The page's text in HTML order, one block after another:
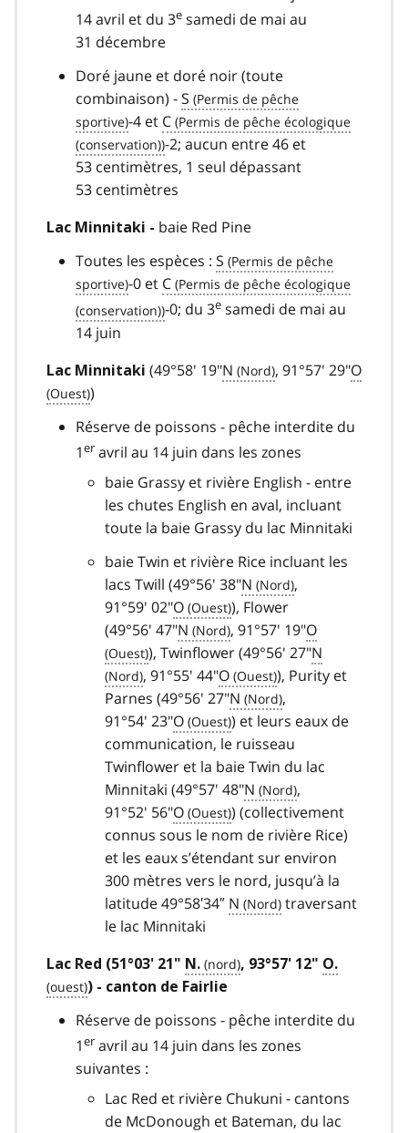
14 avril et du 3e samedi de mai au
31 décembre
Doré jaune et doré noir (toute
combinaison) -S
-4 et C
-2; aucun entre 46 et
53 centimètres, 1 seul dépassant
53 centimètres
Lac Minnitaki - baie Red Pine
Toutes les espèces : S
-0 et C
-0; du 3e samedi de mai au
14 juin
Lac Minnitaki (49°58' 19"N , 91°57' 29"O
)
Réserve de poissons - pêche interdite du
1er avril au 14 juin dans les zones
baie Grassy et rivière English - entre
les chutes English en aval, incluant
toute la baie Grassy du lac Minnitaki
baie Twin et rivière Rice incluant les
lacs Twill (49°56' 38"N
,
91°59' 02"O
), Flower
(49°56' 47"N , 91°57' 19"O
), Twinflower (49°56' 27"N
, 91°55' 44"O
), Purity et
Parnes (49°56' 27"N
,
91°54' 23"O
) et leurs eaux de
communication, le ruisseau
Twinflower et la baie Twin du lac
Minnitaki (49°57' 48"N
,
91°52' 56"O
) (collectivement
connus sous le nom de rivière Rice)
et les eaux s’étendant sur environ
300 mètres vers le nord, jusqu’à la
latitude 49°58′34″ N
traversant
le lac Minnitaki
Lac Red (51°03' 21" N. , 93°57' 12" O.
) - canton de Fairlie
Réserve de poissons - pêche interdite du
1er avril au 14 juin dans les zones
suivantes :
Lac Red et rivière Chukuni - cantons
de McDonough et Bateman, du lac